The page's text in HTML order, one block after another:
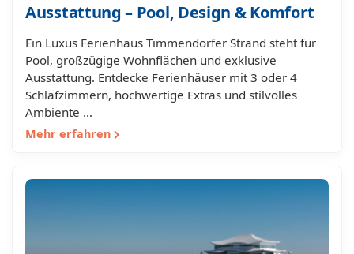
Ausstattung – Pool, Design & Komfort
Ein Luxus Ferienhaus Timmendorfer Strand steht für
Pool, großzügige Wohnflächen und exklusive
Ausstattung. Entdecke Ferienhäuser mit 3 oder 4
Schlafzimmern, hochwertige Extras und stilvolles
Ambiente …
Mehr erfahren